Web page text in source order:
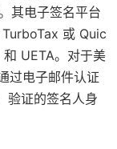
其电子签名平台
或 Quic
UETA。对于美
过电子邮件认证
验证的签名人身